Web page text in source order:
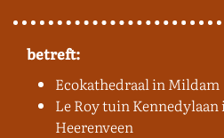
betreft:
Ecokathedraal in Mildam
Le Roy tuin Kennedylaan
Heerenveen